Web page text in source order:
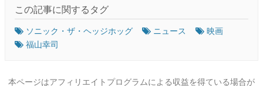
この記事に関するタグ
ソニック・ザ・ヘッジホッグ ニュース
映画
福山幸司
本ページはアフィリエイトプログラムによる収益を得ている場合が